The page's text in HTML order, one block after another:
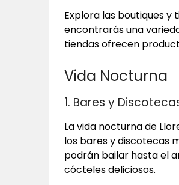
Explora las boutiques y
encontrarás una
tiendas ofrecen
Vida Nocturna
1. Bares y
La vida nocturna de
los bares y discotecas
podrán bailar hasta el
cócteles deliciosos.